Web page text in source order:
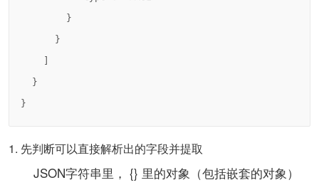
        }
      }
  }
}
1. 先判断可以直接解析出的字段并提取
JSON字符串里， {} 里的对象（包括嵌套的对象）